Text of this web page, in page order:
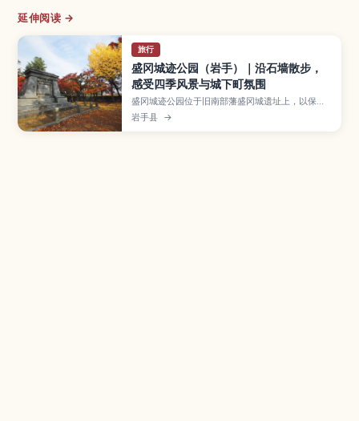
延伸阅读 →
旅行
盛冈城迹公园（岩手）｜沿石墙散步，
感受四季风景与城下町氛围
盛冈城迹公园位于旧南部藩盛冈城遗址上，以保存
完好的石墙、樱花与红叶景色而成为市民休憩的热
门公园。本文介绍盛冈城与南部家历史、公园内的
岩手县 →